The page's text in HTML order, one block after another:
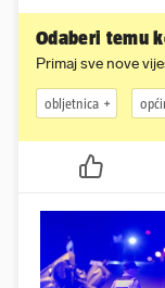
Odaberi temu
Primaj sve nove
obljetnica